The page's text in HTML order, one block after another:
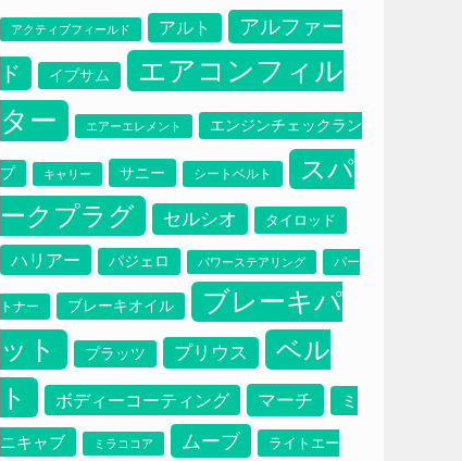
アクティブフィールド アルト アルファー
ド イプサム
エアコンフィル
ター
エアーエレメント エンジンチェックラン
プ キャリー サニー シートベルト
スパ
ークプラグ
セルシオ タイロッド
ハリアー パジェロ パワーステアリング パー
トナー ブレーキオイル
ブレーキパ
ット
プラッツ プリウス
ベル
ト
ボディーコーティング マーチ ミ
ニキャブ ミラココア ムーブ ライトエー